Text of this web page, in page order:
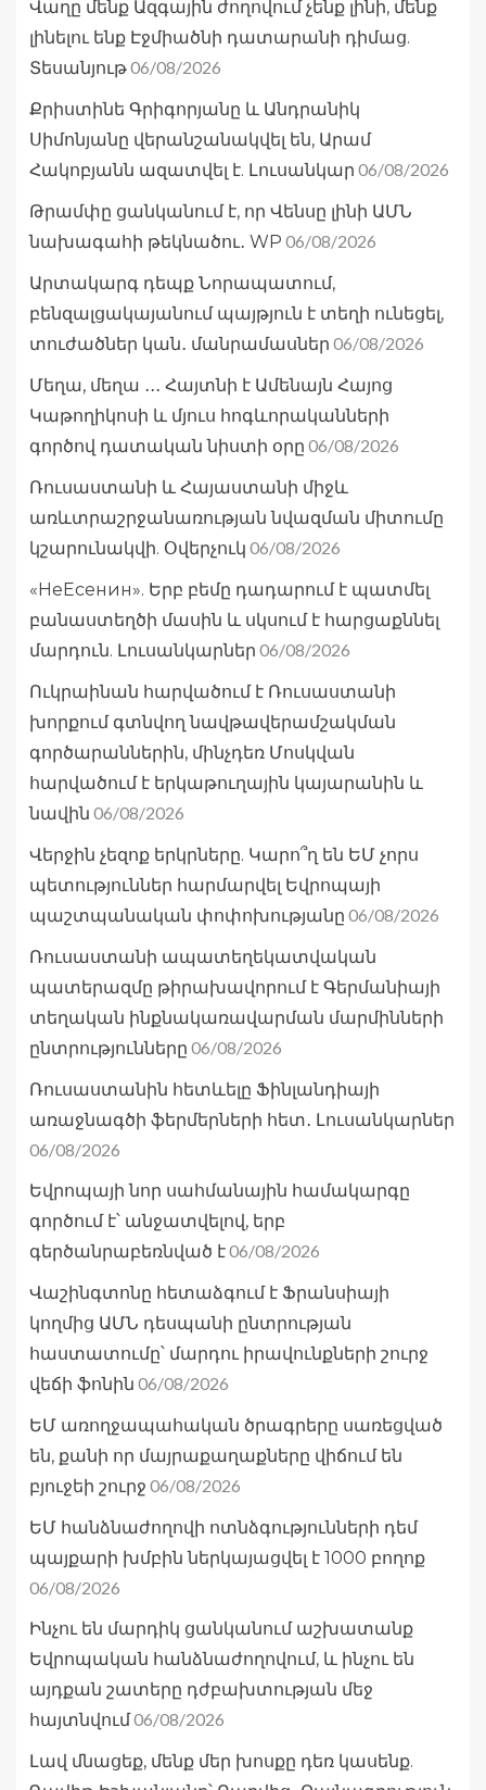
Վաղը մենք Ազգային ժողովում չենք լինի, մենք
լինելու ենք Էջմիածնի դատարանի դիմաց.
Տեսանյութ06/08/2026
Քրիստինե Գրիգորյանը և Անդրանիկ
Սիմոնյանը վերանշանակվել են, Արամ
Հակոբյանն ազատվել է. Լուսանկար 06/08/2026
Թրամփը ցանկանում է, որ Վենսը լինի ԱՄՆ
նախագահի թեկնածու․ WP 06/08/2026
Արտակարգ դեպք Նորապատում,
բենզալցակայանում պայթյուն է տեղի ունեցել,
տուժածներ կան․ մանրամասներ 06/08/2026
Մեղա, մեղա ․․․ Հայտնի է Ամենայն Հայոց
Կաթողիկոսի և մյուս հոգևորականների
գործով դատական նիստի օրը 06/08/2026
Ռուսաստանի և Հայաստանի միջև
առևտրաշրջանառության նվազման միտումը
կշարունակվի. Օվերչուկ 06/08/2026
«НеЕсенин». Երբ բեմը դադարում է պատմել
բանաստեղծի մասին և սկսում է հարցաքննել
մարդուն. Լուսանկարներ 06/08/2026
Ուկրաինան հարվածում է Ռուսաստանի
խորքում գտնվող նավթավերամշակման
գործարաններին, մինչդեռ Մոսկվան
հարվածում է երկաթուղային կայարանին և
նավին 06/08/2026
Վերջին չեզոք երկրները. Կարո՞ղ են ԵՄ չորս
պետություններ հարմարվել Եվրոպայի
պաշտպանական փոփոխությանը 06/08/2026
Ռուսաստանի ապատեղեկատվական
պատերազմը թիրախավորում է Գերմանիայի
տեղական ինքնակառավարման մարմինների
ընտրությունները 06/08/2026
Ռուսաստանին հետևելը Ֆինլանդիայի
առաջնագծի ֆերմերների հետ․ Լուսանկարներ
06/08/2026
Եվրոպայի նոր սահմանային համակարգը
գործում է՝ անջատվելով, երբ
գերծանրաբեռնված է06/08/2026
Վաշինգտոնը հետաձգում է Ֆրանսիայի
կողմից ԱՄՆ դեսպանի ընտրության
հաստատումը՝ մարդու իրավունքների շուրջ
վեճի ֆոնին 06/08/2026
ԵՄ առողջապահական ծրագրերը սառեցված
են, քանի որ մայրաքաղաքները վիճում են
բյուջեի շուրջ 06/08/2026
ԵՄ հանձնաժողովի ոտնձգությունների դեմ
պայքարի խմբին ներկայացվել է 1000 բողոք
06/08/2026
Ինչու են մարդիկ ցանկանում աշխատանք
Եվրոպական հանձնաժողովում, և ինչու են
այդքան շատերը դժբախտության մեջ
հայտնվում06/08/2026
Լավ մնացեք, մենք մեր խոսքը դեռ կասենք.